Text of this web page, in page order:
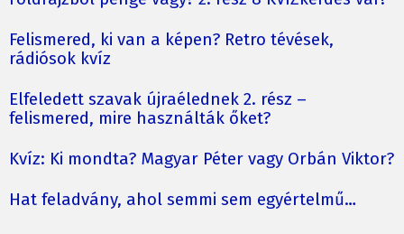
Felismered, ki van a képen? Retro tévések,
rádiósok kvíz
Elfeledett szavak újraélednek 2. rész –
felismered, mire használták őket?
Kvíz: Ki mondta? Magyar Péter vagy Orbán Viktor?
Hat feladvány, ahol semmi sem egyértelmű…